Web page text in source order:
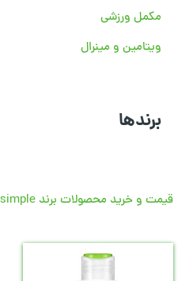
مکمل ورزشی
ویتامین و مینرال
برندها
قیمت و خرید محصولات برند simple سیمپل